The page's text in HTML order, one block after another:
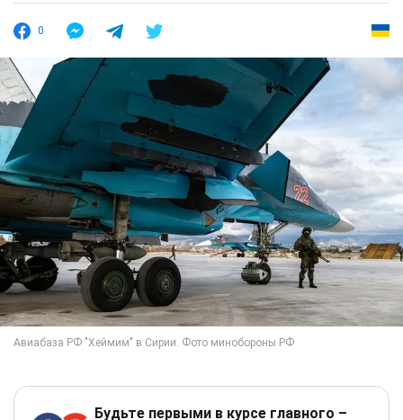
0
Будьте первыми в курсе главного –